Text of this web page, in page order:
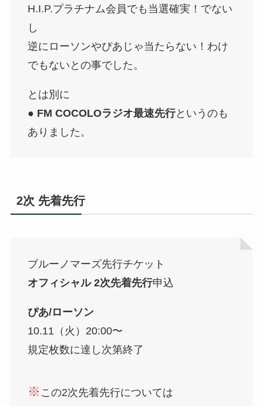
H.I.P.プラチナム会員でも当選確実！でない
し
逆にローソンやぴあじゃ当たらない！わけ
でもないとの事でした。
とは別に
● FM COCOLOラジオ最速先行というのも
ありました。
2次 先着先行
ブルーノマーズ先行チケット
オフィシャル 2次先着先行申込
ぴあ/ローソン
10.11（火）20:00〜
規定枚数に達し次第終了
※ この2次先着先行については